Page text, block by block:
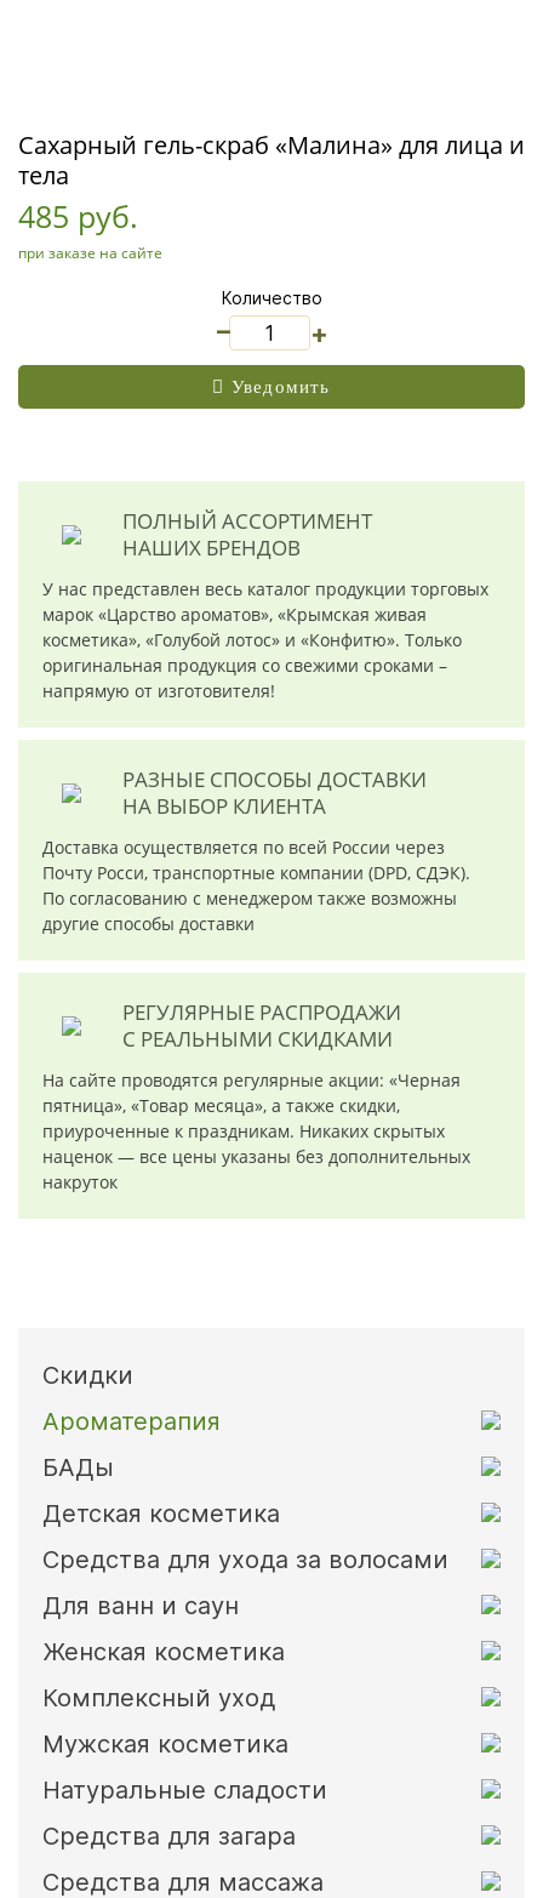
Скидки
Ароматерапия
БАДы
Детская косметика
Средства для ухода за волосами
Для ванн и саун
Женская косметика
Комплексный уход
Мужская косметика
Натуральные сладости
Средства для загара
Средства для массажа
Сахарный гель-скраб «Малина» для лица и
тела
485 руб.
при заказе на сайте
Количество
+
Уведомить
ПОЛНЫЙ АССОРТИМЕНТ
НАШИХ БРЕНДОВ
У нас представлен весь каталог продукции торговых
марок «Царство ароматов», «Крымская живая
косметика», «Голубой лотос» и «Конфитю». Только
оригинальная продукция со свежими сроками –
напрямую от изготовителя!
РАЗНЫЕ СПОСОБЫ ДОСТАВКИ
НА ВЫБОР КЛИЕНТА
Доставка осуществляется по всей России через
Почту Росси, транспортные компании (DPD, СДЭК).
По согласованию с менеджером также возможны
другие способы доставки
РЕГУЛЯРНЫЕ РАСПРОДАЖИ
С РЕАЛЬНЫМИ СКИДКАМИ
На сайте проводятся регулярные акции: «Черная
пятница», «Товар месяца», а также скидки,
приуроченные к праздникам. Никаких скрытых
наценок — все цены указаны без дополнительных
накруток